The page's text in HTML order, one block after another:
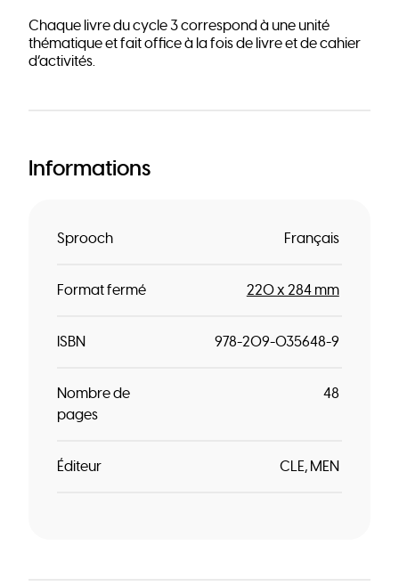
Chaque livre du cycle 3 correspond à une unité
thématique et fait office à la fois de livre et de cahier
d’activités.
Informations
Sprooch Français
Format fermé 220 x 284 mm
ISBN 978-209-035648-9
Nombre de
pages
48
Éditeur CLE MEN